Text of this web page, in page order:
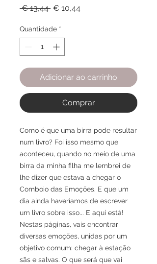
€ 13,44 Preço
€ 10,44Preço
Quantidade *
Adicionar ao carrinho
Comprar
Como é que uma birra pode resultar
num livro? Foi isso mesmo que
aconteceu, quando no meio de uma
birra da minha filha me lembrei de
lhe dizer que estava a chegar o
Comboio das Emoções. E que um
dia ainda haveríamos de escrever
um livro sobre isso... E aqui está!
Nestas páginas, vais encontrar
diversas emoções, unidas por um
objetivo comum: chegar à estação
sãs e salvas. O que será que vai